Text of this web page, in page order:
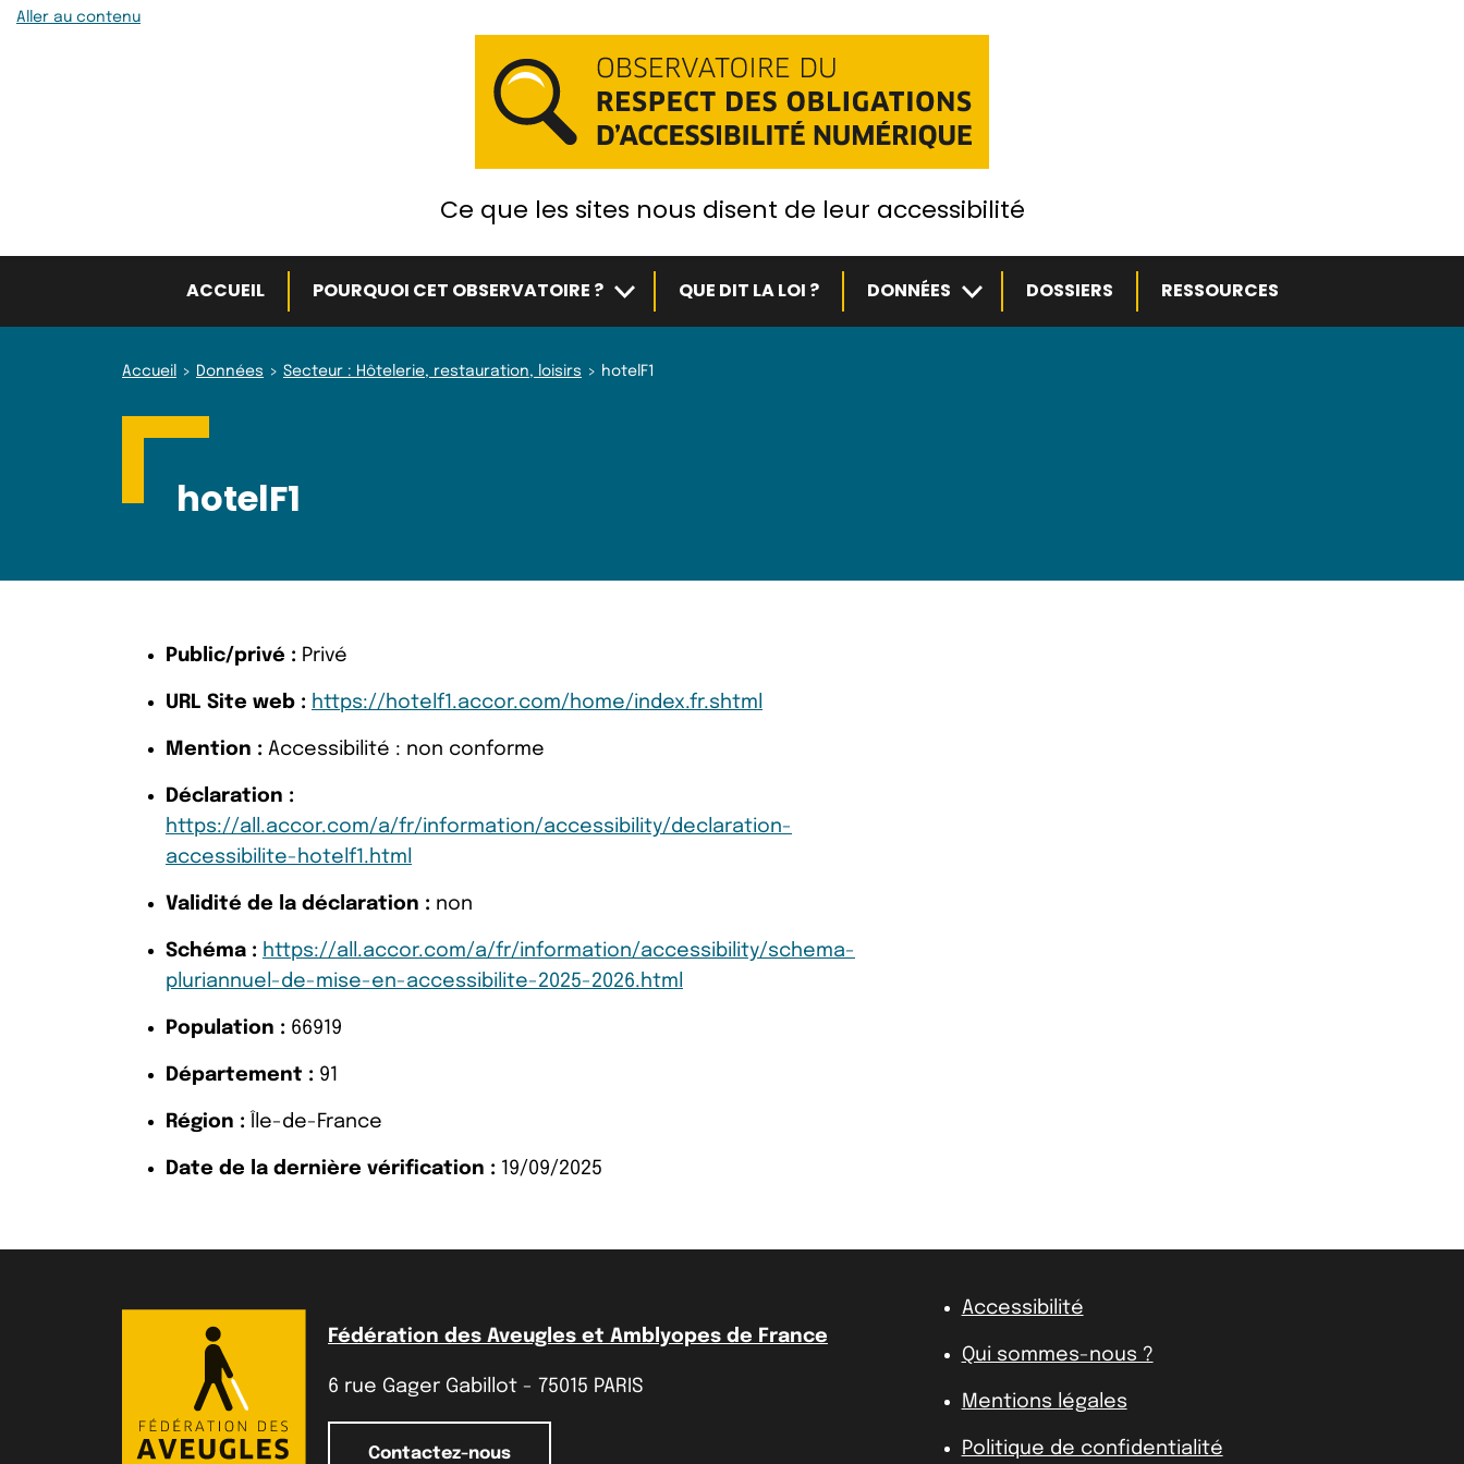
Aller au contenu
Ce que les sites nous disent de leur accessibilité
ACCUEIL POURQUOI CET OBSERVATOIRE ? Sous-menuQUE DIT LA LOI ? DONNÉES Sous-menuDOSSIERS RESSOURCES
Accueil Données Secteur : Hôtelerie, restauration, loisirs hotelF1
hotelF1
Public/privé : Privé
URL Site web : https://hotelf1.accor.com/home/index.fr.shtml
Mention : Accessibilité : non conforme
Déclaration :
https://all.accor.com/a/fr/information/accessibility/declaration-
accessibilite-hotelf1.html
Validité de la déclaration : non
Schéma : https://all.accor.com/a/fr/information/accessibility/schema-
pluriannuel-de-mise-en-accessibilite-2025-2026.html
Population : 66919
Département : 91
Région : Île-de-France
Date de la dernière vérification : 19/09/2025
Fédération des Aveugles et Amblyopes de France
6 rue Gager Gabillot - 75015 PARIS
Contactez-nous
Accessibilité
Qui sommes-nous ?
Mentions légales
Politique de confidentialité